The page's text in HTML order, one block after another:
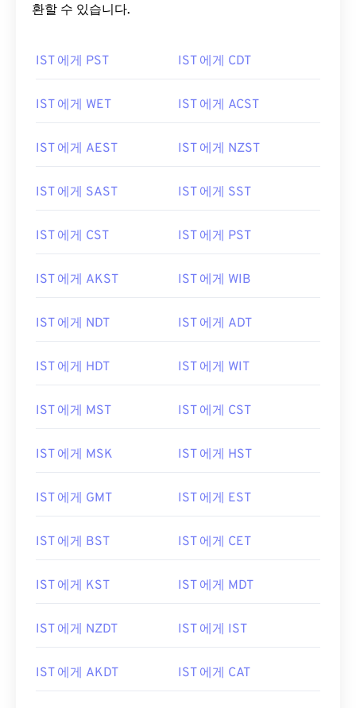
환할 수 있습니다.
IST 에게 PST IST 에게 CDT
IST 에게 WET IST 에게 ACST
IST 에게 AEST IST 에게 NZST
IST 에게 SAST IST 에게 SST
IST 에게 CST IST 에게 PST
IST 에게 AKST IST 에게 WIB
IST 에게 NDT IST 에게 ADT
IST 에게 HDT IST 에게 WIT
IST 에게 MST IST 에게 CST
IST 에게 MSK IST 에게 HST
IST 에게 GMT IST 에게 EST
IST 에게 BST IST 에게 CET
IST 에게 KST IST 에게 MDT
IST 에게 NZDT IST 에게 IST
IST 에게 AKDT IST 에게 CAT